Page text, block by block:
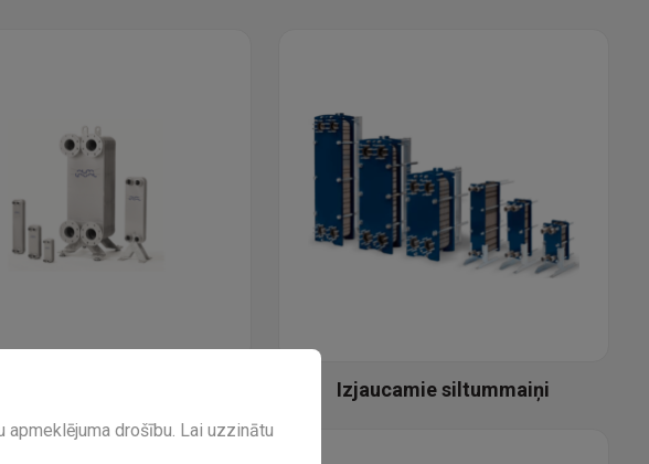
drošību. Lai uzzinātu
Izjaucamie siltummaiņi